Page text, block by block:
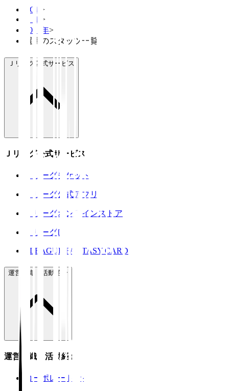
TOP
>
Ｊ１
>
2025年>
選手のスタッツ一覧
Ｊリーグ公式サービス
Ｊリーグ公式サービス
Ｊリーグチケット
Ｊリーグ公式アプリ
Ｊリーグオンラインストア
ＪリーグID
J.LEAGUE FANTASY CARD
運営組織・活動紹介
運営組織・活動紹介
コーポレートサイト